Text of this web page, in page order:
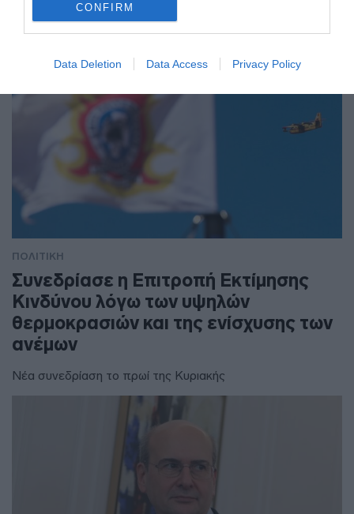
CONFIRM
Data Deletion Data Access Privacy Policy
ΠΟΛΙΤΙΚΗ
Συνεδρίασε η Επιτροπή Εκτίμησης
Κινδύνου λόγω των υψηλών
θερμοκρασιών και της ενίσχυσης των
ανέμων
Νέα συνεδρίαση το πρωί της Κυριακής